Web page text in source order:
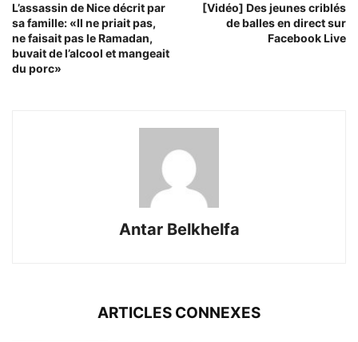
L’assassin de Nice décrit par
sa famille: «Il ne priait pas,
ne faisait pas le Ramadan,
buvait de l’alcool et mangeait
du porc»
[Vidéo] Des jeunes criblés
de balles en direct sur
Facebook Live
Antar Belkhelfa
ARTICLES CONNEXES